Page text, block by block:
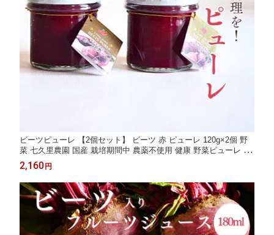
ビーツピューレ 【2個セット】 ビーツ 赤 ピューレ 120g×2個 野
菜 七久里農園 国産 栽培期間中 農薬不使用 健康 野菜ピューレ ボ
ルシチ ボルシチの素 ポタージュ スープ ビーツスープ スーパーフ
ード 大人 子ども ポリフェノール 多い 食品 beet beetroot 長野県
産 保存食
2,160円